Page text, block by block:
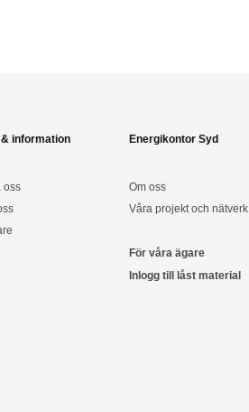
information
oss
Energikontor Syd
Om oss
Våra projekt och nätverk
För våra ägare
Inlogg till låst material